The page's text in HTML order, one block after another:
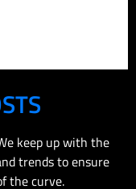
keep up with the
trends to ensure
the curve.